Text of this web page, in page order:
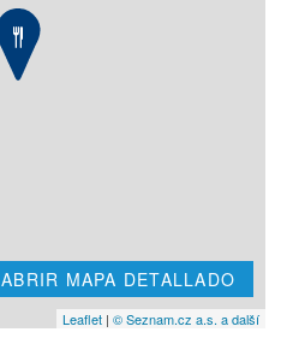
ABRIR MAPA DETALLADO
Leaflet | © Seznam.cz a.s. a další